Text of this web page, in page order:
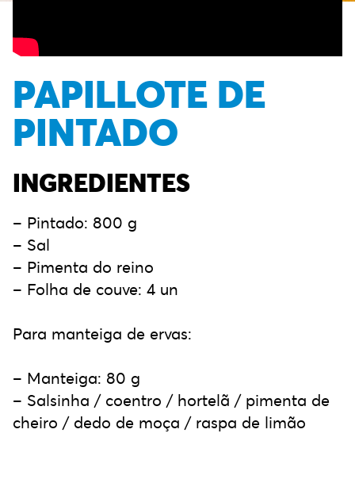
PAPILLOTE DE
PINTADO
INGREDIENTES
– Pintado: 800 g
– Sal
– Pimenta do reino
– Folha de couve: 4 un
Para manteiga de ervas:
– Manteiga: 80 g
– Salsinha / coentro / hortelã / pimenta de
cheiro / dedo de moça / raspa de limão